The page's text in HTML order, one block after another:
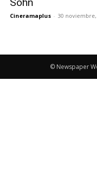
Cineramaplus - 30 noviembre,
© Newspaper